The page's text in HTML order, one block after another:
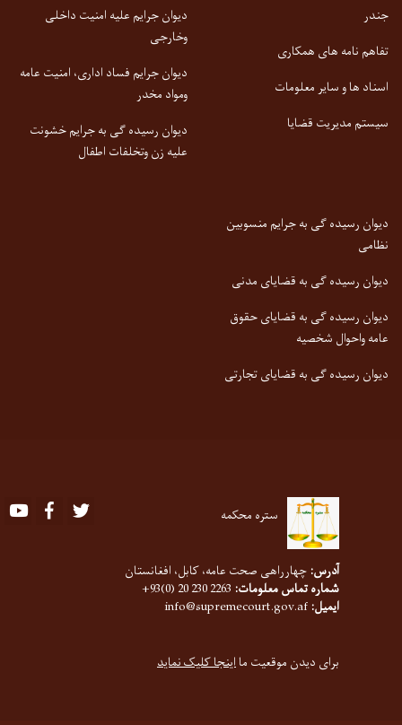
جندر
تفاهم نامه های همکاری
اسناد ها و سایر معلومات
سیستم مدیریت قضایا
دیوان جرایم علیه امنیت داخلی
وخارجی
دیوان جرایم فساد اداری، امنیت عامه
ومواد مخدر
دیوان رسیده گی به جرایم خشونت
علیه زن وتخلفات اطفال
دیوان رسیده گی به جرایم منسوبین
نظامی
دیوان رسیده گی به قضایای مدنی
دیوان رسیده گی به قضایای حقوق
عامه واحوال شخصیه
دیوان رسیده گی به قضایای تجارتی
ستره محکمه Youtube Facebook
آدرس: چهارراهی صحت عامه، کابل، افغانستان
شماره تماس معلومات:
ایمیل:
برای دیدن موقعیت مااینجا کلیک نماید